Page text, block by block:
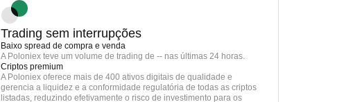
Trading sem interrupções
Baixo spread de compra e venda
A Poloniex teve um volume de trading de -- nas últimas 24 horas.
Criptos premium
A Poloniex oferece mais de 400 ativos digitais de qualidade e
gerencia a liquidez e a conformidade regulatória de todas as criptos
listadas, reduzindo efetivamente o risco de investimento para os